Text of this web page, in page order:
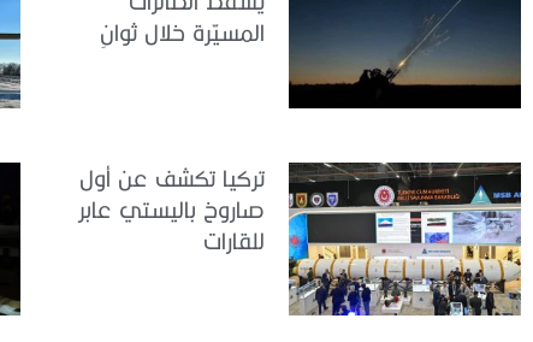
المسيّرة خلال ثوانٍ
تركيا تكشف عن أول
صاروخ باليستي عابر
للقارات